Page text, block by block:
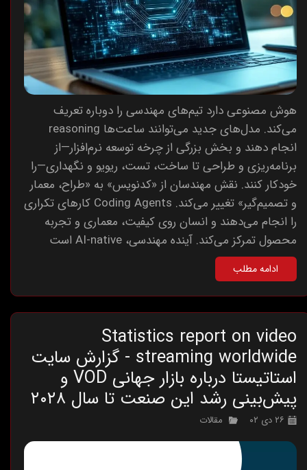
هوش مصنوعی دارد تیم‌های مهندسی را دوباره تعریف
می‌کند. مدل‌های جدید می‌توانند ساعت‌ها reasoning
انجام دهند و بخش بزرگی از چرخه توسعه نرم‌افزار—از
برنامه‌ریزی و طراحی تا ساخت، تست، ریویو و نگهداری—را
خودکار کنند. نقش مهندسان از «کدنویس» به «طراح، معمار
و تصمیم‌گیر» تغییر می‌کند. Coding Agents کارهای تکراری
را انجام می‌دهند و انسان روی کیفیت، معماری و تجربه
محصول تمرکز می‌کند. آینده مهندسی، AI-native است
ادامه مطلب
Statistics report on video
streaming worldwide - گزارش سایت
استاتیستا درباره بازار جهانی VOD و
پیش‌بینی رشد این صنعت تا سال ۲۰۲۸
۲۶ دی ۰۲ مقالات